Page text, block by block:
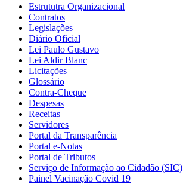
Estrututra Organizacional
Contratos
Legislações
Diário Oficial
Lei Paulo Gustavo
Lei Aldir Blanc
Licitações
Glossário
Contra-Cheque
Despesas
Receitas
Servidores
Portal da Transparência
Portal e-Notas
Portal de Tributos
Serviço de Informação ao Cidadão (SIC)
Painel Vacinação Covid 19